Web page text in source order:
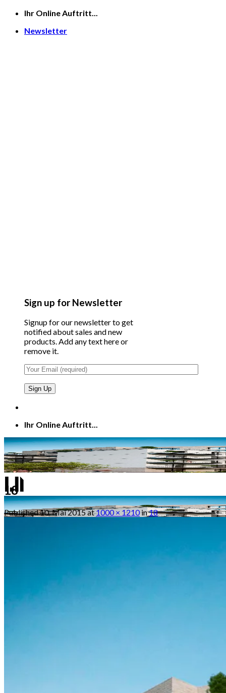
Skip
content
Ihr Online Auftritt...
Newsletter
Sign up for Newsletter
Signup for our newsletter to get
notified about sales and new
products. Add any text here or
remove it.
Ihr Online Auftritt...
18
Published10. Mai 2015at1000 × 1210in18